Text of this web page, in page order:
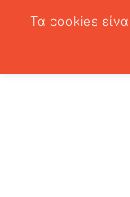
Τα cookies